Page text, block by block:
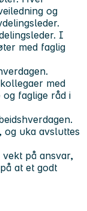
og
I
med faglig
med
faglige råd i
og uka avsluttes
på ansvar,
at et godt